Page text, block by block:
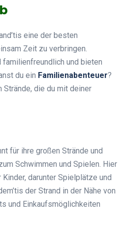
eine der besten
Zeit zu verbringen.
und bieten
du ein Familienabenteuer?
die du mit deiner
für ihre großen Strände und
Schwimmen und Spielen. Hier
darunter Spielplätze und
der Strand in der Nähe von
und Einkaufsmöglichkeiten